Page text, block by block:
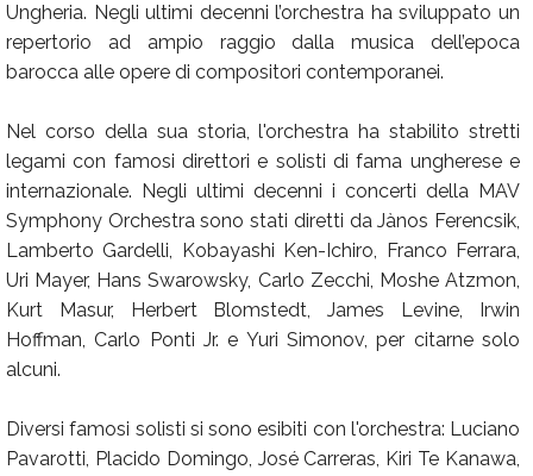
Ungheria. Negli ultimi decenni l’orchestra ha sviluppato un
repertorio ad ampio raggio dalla musica dell’epoca
barocca alle opere di compositori contemporanei.
Nel corso della sua storia, l'orchestra ha stabilito stretti
legami con famosi direttori e solisti di fama ungherese e
internazionale. Negli ultimi decenni i concerti della MAV
Symphony Orchestra sono stati diretti da Jànos Ferencsik,
Lamberto Gardelli, Kobayashi Ken-Ichiro, Franco Ferrara,
Uri Mayer, Hans Swarowsky, Carlo Zecchi, Moshe Atzmon,
Kurt Masur, Herbert Blomstedt, James Levine, Irwin
Hoffman, Carlo Ponti Jr. e Yuri Simonov, per citarne solo
alcuni.
Diversi famosi solisti si sono esibiti con l'orchestra: Luciano
Pavarotti, Placido Domingo, José Carreras, Kiri Te Kanawa,